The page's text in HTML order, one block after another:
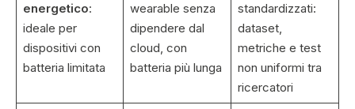
energetico:
ideale per
dispositivi con
batteria limitata
wearable senza
dipendere dal
cloud, con
batteria più lunga
standardizzati:
dataset,
metriche e test
non uniformi tra
ricercatori